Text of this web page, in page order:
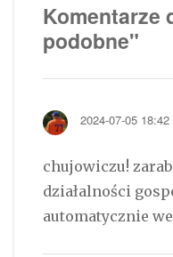
Komentarze
podobne"
2024-07-05 18:42
chujowiczu!
działalności
automatycznie